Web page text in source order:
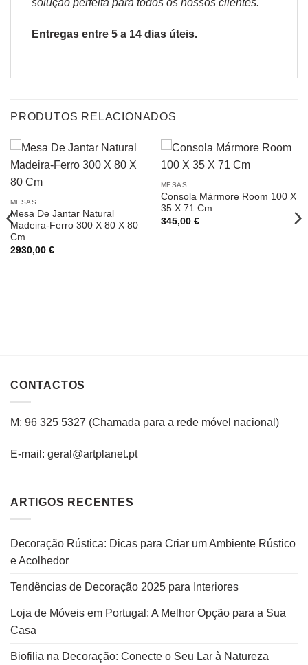
solução perfeita para todos os nossos clientes.
Entregas entre 5 a 14 dias úteis.
PRODUTOS RELACIONADOS
MESAS
Mesa De Jantar Natural
Madeira-Ferro 300 X 80 X 80
Cm
2930,00 €
MESAS
Consola Mármore Room 100 X
35 X 71 Cm
345,00 €
CONTACTOS
M: 96 325 5327 (Chamada para a rede móvel nacional )
E-mail: geral@artplanet.pt
ARTIGOS RECENTES
Decoração Rústica: Dicas para Criar um Ambiente Rústico
e Acolhedor
Tendências de Decoração 2025 para Interiores
Loja de Móveis em Portugal: A Melhor Opção para a Sua
Casa
Biofilia na Decoração: Conecte o Seu Lar à Natureza